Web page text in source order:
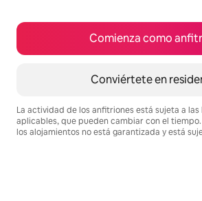
Comienza como
Conviértete en
La actividad de los anfitriones está sujeta a
aplicables, que pueden cambiar con el
los alojamientos no está garantizada y está